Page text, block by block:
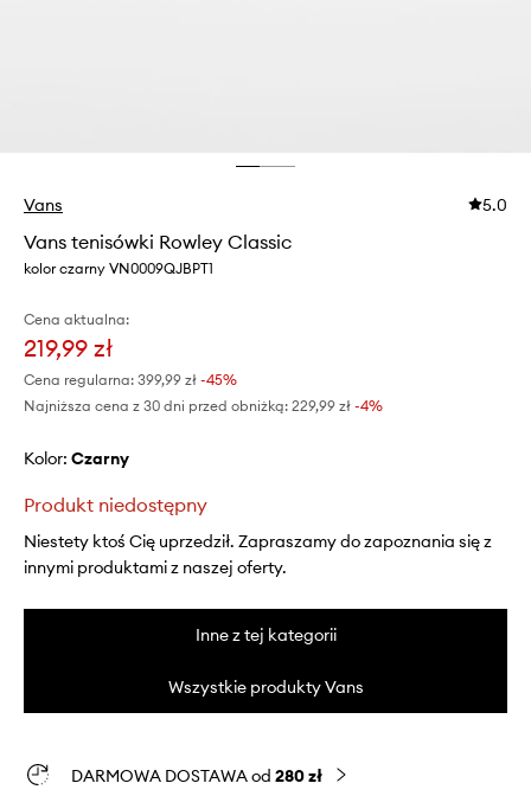
Vans 5.0
Vans tenisówki Rowley Classic
kolor czarny VN0009QJBPT1
Cena aktualna:
219,99 zł
Cena regularna: 399,99 zł -45%
Najniższa cena z 30 dni przed obniżką: 229,99 zł -4%
Kolor: czarny
Produkt niedostępny
Niestety ktoś Cię uprzedził. Zapraszamy do zapoznania się z
innymi produktami z naszej oferty.
Inne z tej kategorii
Wszystkie produkty Vans
DARMOWA DOSTAWA od 280 zł